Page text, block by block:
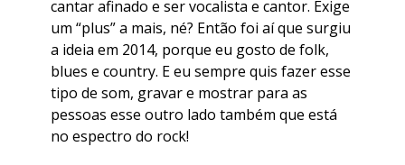
cantar afinado e ser vocalista e cantor. Exige
um “plus” a mais, né? Então foi aí que surgiu
a ideia em 2014, porque eu gosto de folk,
blues e country. E eu sempre quis fazer esse
tipo de som, gravar e mostrar para as
pessoas esse outro lado também que está
no espectro do rock!